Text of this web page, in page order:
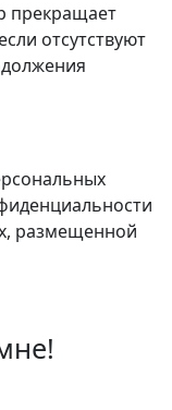
прекращает
отсутствуют
размещенной